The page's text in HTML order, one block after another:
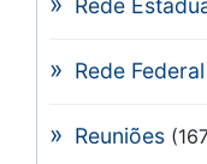
Rede
Rede Federal
Reuniões